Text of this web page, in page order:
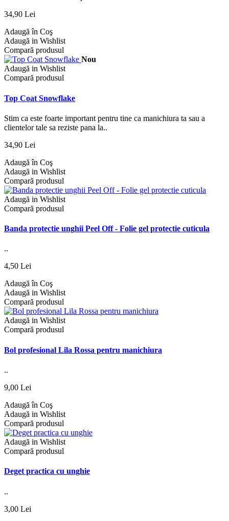
34,90 Lei
Adaugă în Coş
Adaugă in Wishlist
Compară produsul
Nou
Adaugă in Wishlist
Compară produsul
Top Coat Snowflake
Stim ca este foarte important pentru tine ca manichiura ta sau a
clientelor tale sa reziste pana la..
34,90 Lei
Adaugă în Coş
Adaugă in Wishlist
Compară produsul
Adaugă in Wishlist
Compară produsul
Banda protectie unghii Peel Off - Folie gel protectie cuticula
..
4,50 Lei
Adaugă în Coş
Adaugă in Wishlist
Compară produsul
Adaugă in Wishlist
Compară produsul
Bol profesional Lila Rossa pentru manichiura
..
9,00 Lei
Adaugă în Coş
Adaugă in Wishlist
Compară produsul
Adaugă in Wishlist
Compară produsul
Deget practica cu unghie
..
3,00 Lei